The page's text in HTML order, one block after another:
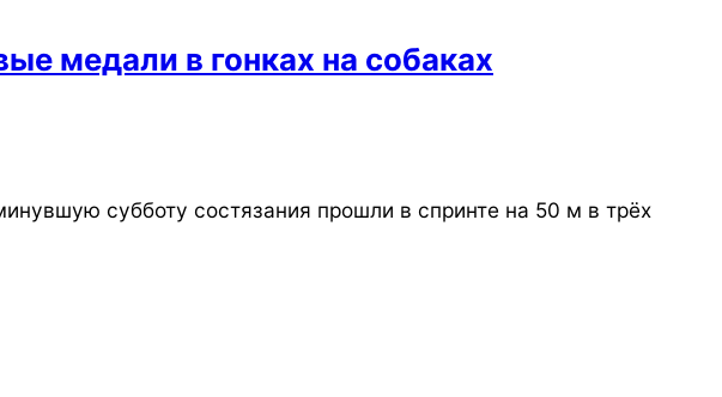
медали в гонках на собаках
субботу состязания прошли в спринте на 50 м в трёх